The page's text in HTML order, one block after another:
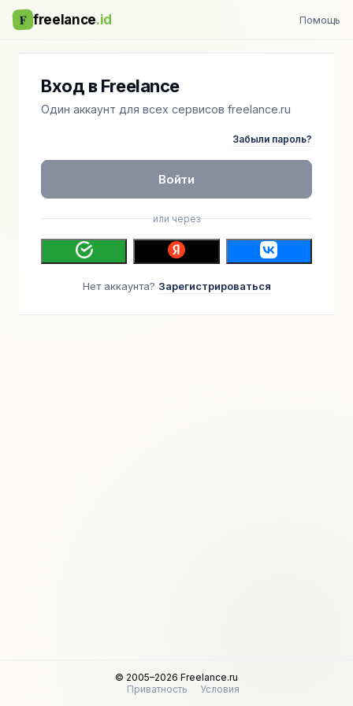
F freelance.id Помощь
Вход в Freelance
Один аккаунт для всех сервисов freelance.ru
Забыли пароль?
Войти
или через
Нет аккаунта? Зарегистрироваться
© 2005–2026 Freelance.ru
Приватность
Условия